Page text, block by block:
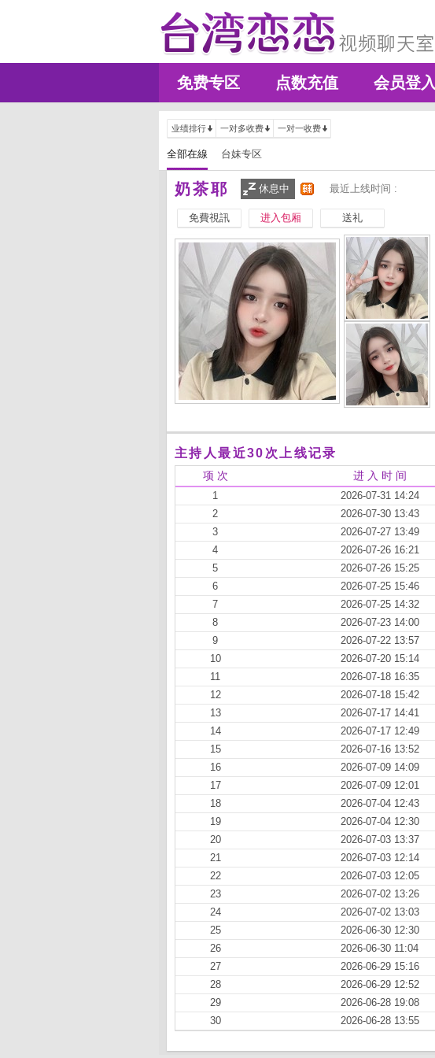
免费专区 点数充值 会员登入
业绩排行 一对多收费 一对一收费
全部在線 台妹专区
奶茶耶 休息中 最近上线时间 :
免費視訊 进入包厢 送礼
主持人最近30次上线记录
项 次 进 入 时 间
1 2026-07-31 14:24
2
2026-07-30 13:43
3
2026-07-27 13:49
4
2026-07-26 16:21
5
2026-07-26 15:25
6
2026-07-25 15:46
7
2026-07-25 14:32
8
2026-07-23 14:00
9
2026-07-22 13:57
10
2026-07-20 15:14
11
2026-07-18 16:35
12
2026-07-18 15:42
13
2026-07-17 14:41
14
2026-07-17 12:49
15
2026-07-16 13:52
16
2026-07-09 14:09
17
2026-07-09 12:01
18
2026-07-04 12:43
19
2026-07-04 12:30
20
2026-07-03 13:37
21
2026-07-03 12:14
22
2026-07-03 12:05
23
2026-07-02 13:26
24
2026-07-02 13:03
25
2026-06-30 12:30
26
2026-06-30 11:04
27
2026-06-29 15:16
28
2026-06-29 12:52
29
2026-06-28 19:08
30
2026-06-28 13:55